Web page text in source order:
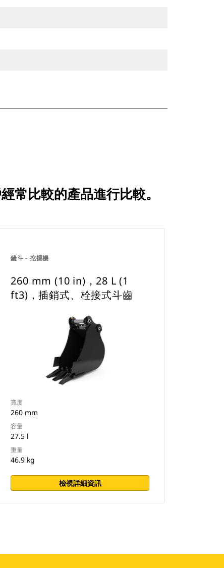
常比較的產品進行比較。
鏟斗 - 挖掘機
260 mm (10 in)，28 L (1
ft3)，插銷式、栓接式斗齒
寬度
260 mm
容量
27.5 l
重量
46.9 kg
檢視詳細資訊